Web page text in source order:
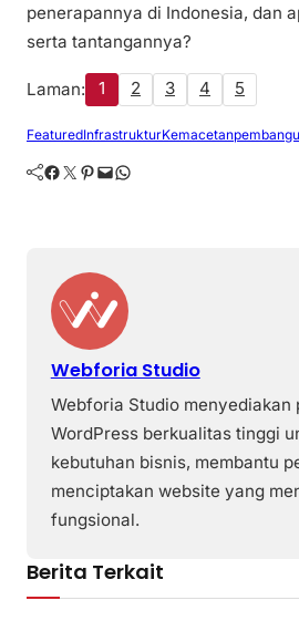
penerapannya di Indonesia, dan
serta tantangannya?
Laman: 1 2 3 4 5
FeaturedInfrastrukturKemacetan
Facebook Twitter Pinterest Mail WhatsApp
Webforia Studio
Webforia Studio menyediakan
WordPress berkualitas tinggi
kebutuhan bisnis, membantu
menciptakan website yang
fungsional.
Berita Terkait